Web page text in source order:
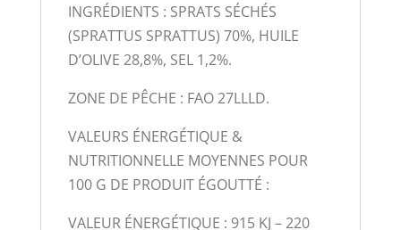
INGRÉDIENTS : SPRATS SÉCHÉS
(SPRATTUS SPRATTUS) 70%, HUILE
D’OLIVE 28,8%, SEL 1,2%.
ZONE DE PÊCHE : FAO 27LLLD.
VALEURS ÉNERGÉTIQUE &
NUTRITIONNELLE MOYENNES POUR
100 G DE PRODUIT ÉGOUTTÉ :
VALEUR ÉNERGÉTIQUE : 915 KJ – 220